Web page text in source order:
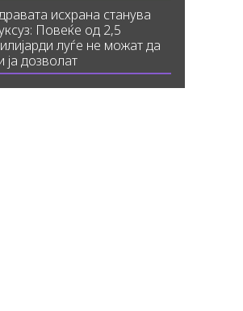
исхрана станува
Повеќе од 2,5
луѓе не можат да
ја дозволат